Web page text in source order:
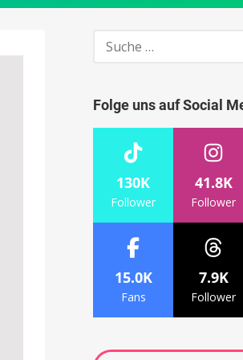
Suche
Folge uns auf Social
130K
Follower
41.8K
Follower
15.0K
Fans
7.9K
Follower